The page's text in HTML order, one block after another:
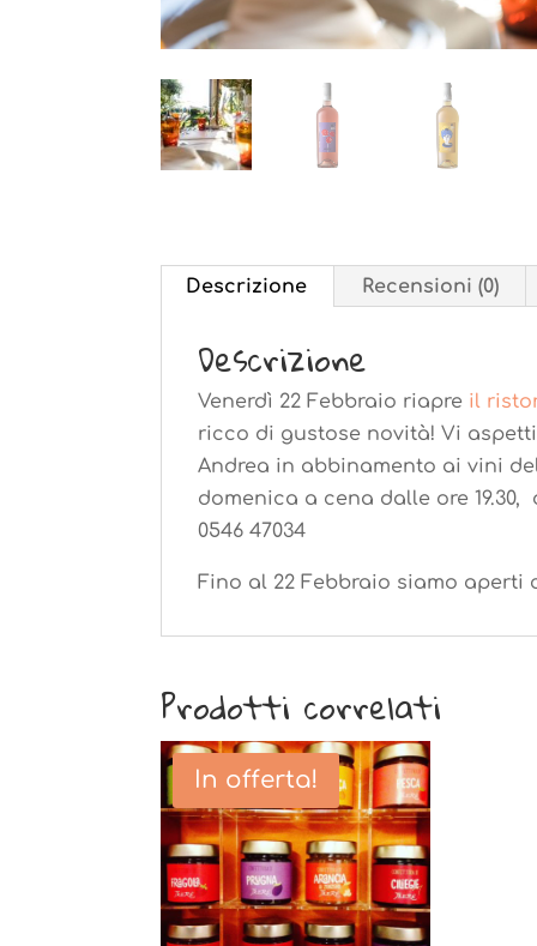
Descrizione Recensioni (0)
Descrizione
Venerdì 22 Febbraio riapre il
ricco di gustose novità! Vi
Andrea in abbinamento ai vini
domenica a cena dalle ore
0546 47034
Fino al 22 Febbraio siamo aperti
Prodotti correlati
In offerta!